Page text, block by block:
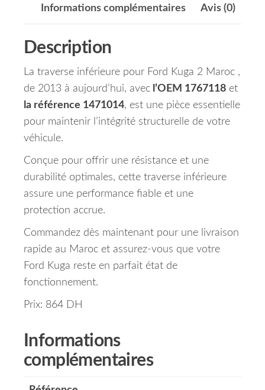
Informations complémentaires Avis (0)
Description
La traverse inférieure pour Ford Kuga 2 Maroc ,
de 2013 à aujourd’hui, avec l’OEM 1767118 et
la référence 1471014, est une pièce essentielle
pour maintenir l’intégrité structurelle de votre
véhicule.
Conçue pour offrir une résistance et une
durabilité optimales, cette traverse inférieure
assure une performance fiable et une
protection accrue.
Commandez dès maintenant pour une livraison
rapide au Maroc et assurez-vous que votre
Ford Kuga reste en parfait état de
fonctionnement.
Prix: 864 DH
Informations
complémentaires